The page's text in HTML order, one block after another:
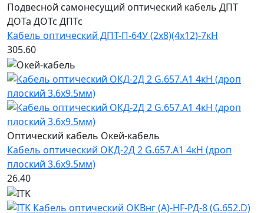
Подвесной самонесущий оптический кабель ДПТ
ДОТа ДОТс ДПТс
Кабель оптический ДПТ-П-64У (2х8)(4х12)-7кН
305.60
Оптический кабель Окей-кабель
Кабель оптический ОКД-2Д 2 G.657.А1 4кН (дроп
плоский 3.6x9.5мм)
26.40